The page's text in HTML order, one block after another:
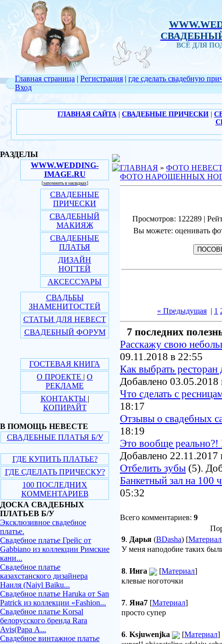
ВСЁ ДЛЯ
Главная страница | Регистрация |
Вход
где сделать свадебную
ГЛАВНАЯ САЙТА СВАДЕБНЫЕ ПРИЧЕСКИ
РАЗДЕЛЫ
WWW.WEDDING-
IMAGE.RU
[запомнить в закладках]
СВАДЕБНЫЕ
ПРИЧЕСКИ
СВАДЕБНЫЙ
МАКИЯЖ
СВАДЕБНЫЕ
ПЛАТЬЯ
ДИЗАЙН
НОГТЕЙ
АКСЕССУАРЫ
СВАДЬБЫ
ЗНАМЕНИТОСТЕЙ
СТАТЬИ ДЛЯ НЕВЕСТ
СВАДЕБНЫЙ ФОРУМ
ГОСТЕВАЯ КНИГА
О ПРОЕКТЕ | О
РЕКЛАМЕ
КОНТАКТЫ |
КОПИРАЙТ
В ПОМОЩЬ НЕВЕСТЕ
СВАДЕБНЫЕ ПЛАТЬЯ Б/У
ГДЕ КУПИТЬ ПЛАТЬЕ?
ГДЕ СДЕЛАТЬ ПРИЧЕСКУ?
100 ПОСЛЕДНИХ
КОММЕНТАРИЕВ
ДОСКА СВАДЕБНЫХ
ПЛАТЬЕВ Б/У
Эксклюзивное свадебное
платье.
Свадебное платье Грейс от
Gabbiano из коллекции Римские
кани...
Свадебное платье
казахстанского дизайнера
Наиля (Naiyl Baiku...
Свадебное платье Haruka от San
Patrick из коллекции «Fashion...
Свадебное платье Korsal
белорусского бренда Rara
Avis(Рара А...
Свадебное винтажное платье
ГЛАВНАЯ » ФОТО
ФОТО НАРОЩЕННЫХ
Просмотров: 122289 |
Вы можете: оценивать
« Предыдущая | 1
7 последних
Расскажу свою
09.11.2018 в 22:55
Как выбрать
Добавлено 03.05.2018
Что сделать с
18:17
Отзывы о свадебных
18:19
Это вообще реально?!
Добавлено 22.11.2017
Отбелить зубы (5).
Банкетный зал на 100
05:32
Всего комментариев: 9
9. Дарья (BDasha) [Материал
У меня наподобие таких
8. Инга [Материал]
клевые ноготочки
7. Яна7 [Материал]
просто супер
6. Ksjuwenjka [Материал]